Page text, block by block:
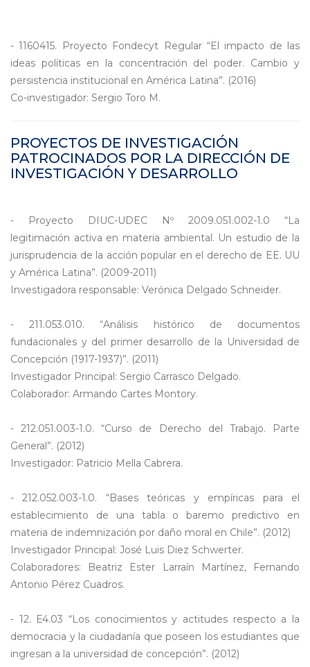
- 1160415. Proyecto Fondecyt Regular “El impacto de las
ideas políticas en la concentración del poder. Cambio y
persistencia institucional en América Latina”. (2016)
Co-investigador: Sergio Toro M.
PROYECTOS DE INVESTIGACIÓN
PATROCINADOS POR LA DIRECCIÓN DE
INVESTIGACIÓN Y DESARROLLO
- Proyecto DIUC-UDEC Nº 2009.051.002-1.0 “La
legitimación activa en materia ambiental. Un estudio de la
jurisprudencia de la acción popular en el derecho de EE. UU
y América Latina”. (2009-2011)
Investigadora responsable: Verónica Delgado Schneider.
- 211.053.010. “Análisis histórico de documentos
fundacionales y del primer desarrollo de la Universidad de
Concepción (1917-1937)”. (2011)
Investigador Principal: Sergio Carrasco Delgado.
Colaborador: Armando Cartes Montory.
- 212.051.003-1.0. “Curso de Derecho del Trabajo. Parte
General”. (2012)
Investigador: Patricio Mella Cabrera.
- 212.052.003-1.0. “Bases teóricas y empíricas para el
establecimiento de una tabla o baremo predictivo en
materia de indemnización por daño moral en Chile”. (2012)
Investigador Principal: José Luis Diez Schwerter.
Colaboradores: Beatriz Ester Larraín Martínez, Fernando
Antonio Pérez Cuadros.
- 12. E4.03 “Los conocimientos y actitudes respecto a la
democracia y la ciudadanía que poseen los estudiantes que
ingresan a la universidad de concepción”. (2012)